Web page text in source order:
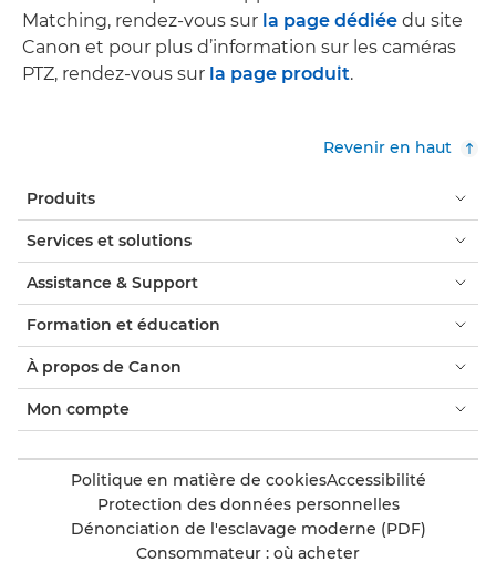
Matching, rendez-vous sur la page dédiée du site
Canon et pour plus d’information sur les caméras
PTZ, rendez-vous sur la page produit.
Revenir en haut
Produits
Services et solutions
Assistance & Support
Formation et éducation
À propos de Canon
Mon compte
Politique en matière de cookiesAccessibilité
Protection des données personnelles
Dénonciation de l'esclavage moderne (PDF)
Consommateur : où acheter